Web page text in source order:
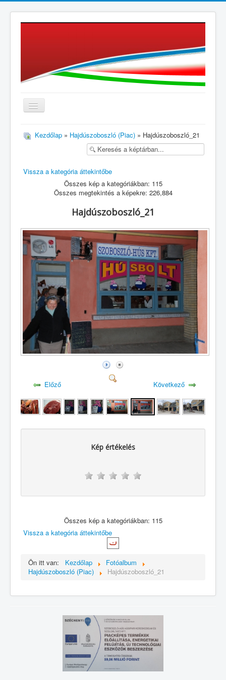
≡
Kezdőlap » Hajdúszoboszló (Piac) » Hajdúszoboszló_21
Vissza a kategória áttekintőbe
Összes kép a kategóriákban: 115
Összes megtekintés a képekre: 226,884
Hajdúszoboszló_21
Előző Következő
Kép értékelés
Összes kép a kategóriákban: 115
Vissza a kategória áttekintőbe
Ön itt van: Kezdőlap
Fotóalbum
Hajdúszoboszló (Piac)
Hajdúszoboszló_21